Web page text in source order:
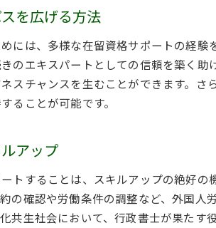
行政書士求人での留学生
支援を通じた留学生との
求人募集で学ぶ留学生支
行政書士と留学生の成功
専門知識と実務経験の融
在留資格に関する法的
を広げる方法
には、多様な在留資格サポートの経
のエキスパートとしての信頼を築く
スチャンスを生むことができます。
ることが可能です。
アップ
トすることは、スキルアップの絶好
の確認や労働条件の調整など、外国
共生社会において、行政書士が果た